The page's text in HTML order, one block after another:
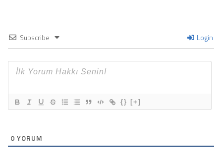
Subscribe Login
{} [+]
0 YORUM